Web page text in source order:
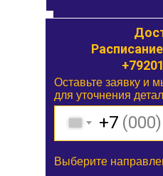
Оставьте заявку и
для уточнения
+7
Выберите
Расписание
Оставьте заявку и
для уточнения
+7
Выберите